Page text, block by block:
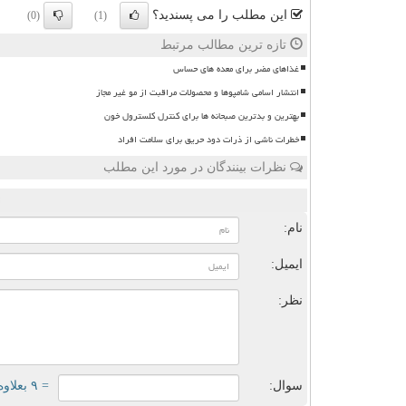
این مطلب را می پسندید؟ (1)
(0)
تازه ترین مطالب مرتبط
غذاهای مضر برای معده های حساس
انتشار اسامی شامپوها و محصولات مراقبت از مو غیر مجاز
بهترین و بدترین صبحانه ها برای کنترل کلسترول خون
خطرات ناشی از ذرات دود حریق برای سلامت افراد
نظرات بینندگان در مورد این مطلب
نام:
ایمیل:
نظر:
سوال: = ۹ بعلاوه ۴